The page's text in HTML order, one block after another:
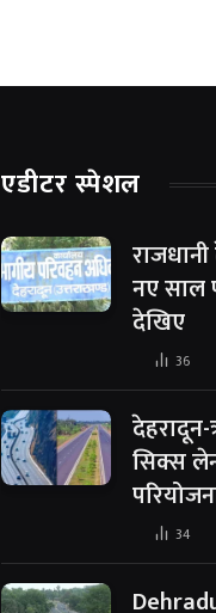
एडीटर स्पेशल
नए साल
देखिए
36
सिक्स
34